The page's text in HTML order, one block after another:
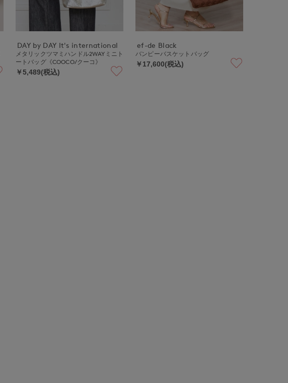
DAY by DAY It's international
メタリックツマミハンドル2WAYミニト
ートバッグ《COOCO/クーコ》
￥5,489(税込)
ef-de Black
バンピーバスケットバッグ
￥17,600(税込)